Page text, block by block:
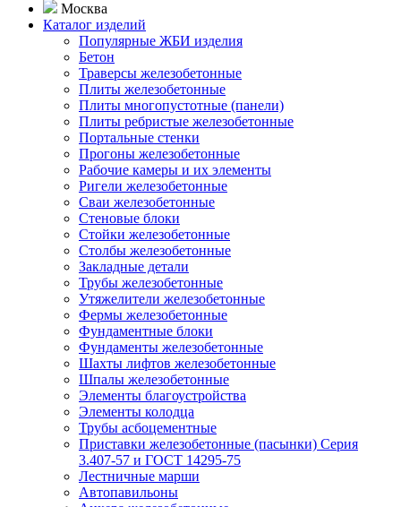
Москва
Каталог изделий
Популярные ЖБИ изделия
Бетон
Траверсы железобетонные
Плиты железобетонные
Плиты многопустотные (панели)
Плиты ребристые железобетонные
Портальные стенки
Прогоны железобетонные
Рабочие камеры и их элементы
Ригели железобетонные
Сваи железобетонные
Стеновые блоки
Стойки железобетонные
Столбы железобетонные
Закладные детали
Трубы железобетонные
Утяжелители железобетонные
Фермы железобетонные
Фундаментные блоки
Фундаменты железобетонные
Шахты лифтов железобетонные
Шпалы железобетонные
Элементы благоустройства
Элементы колодца
Трубы асбоцементные
Приставки железобетонные (пасынки) Серия
3.407-57 и ГОСТ 14295-75
Лестничные марши
Автопавильоны